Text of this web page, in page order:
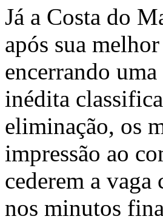
Já a Costa do
após sua
encerrando
inédita
eliminação, os
impressão ao
cederem a
nos minutos